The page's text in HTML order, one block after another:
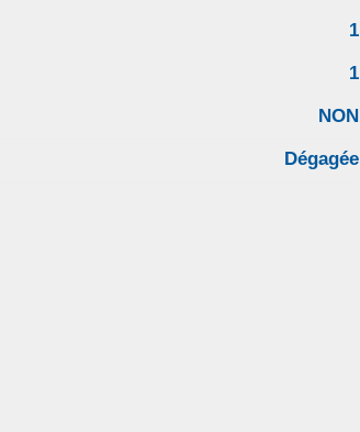
1
1
NON
Dégagée